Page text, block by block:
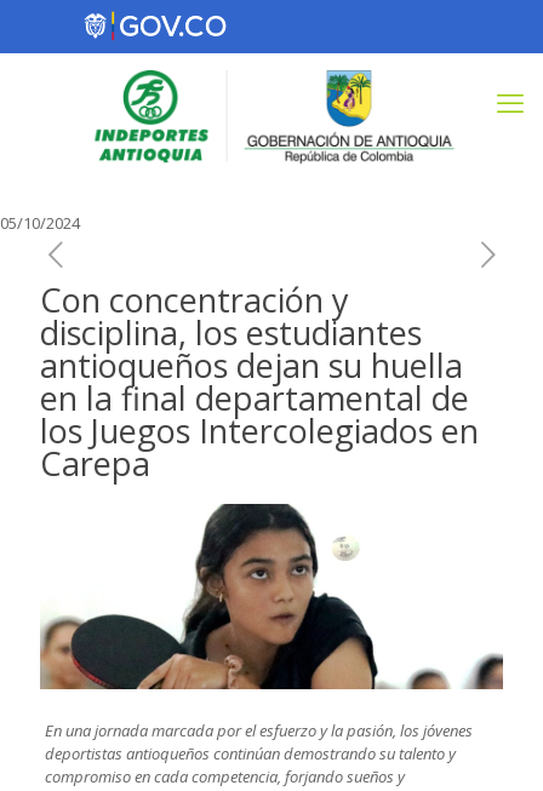
05/10/2024
Con concentración y
disciplina, los estudiantes
antioqueños dejan su huella
en la final departamental de
los Juegos Intercolegiados en
Carepa
En una jornada marcada por el esfuerzo y la pasión, los jóvenes
deportistas antioqueños continúan demostrando su talento y
compromiso en cada competencia, forjando sueños y